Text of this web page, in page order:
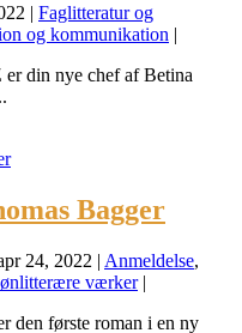
| Faglitteratur og
og kommunikation |
din nye chef af Betina
Bagger
24, 2022 | Anmeldelse,
værker|
den første roman i en ny